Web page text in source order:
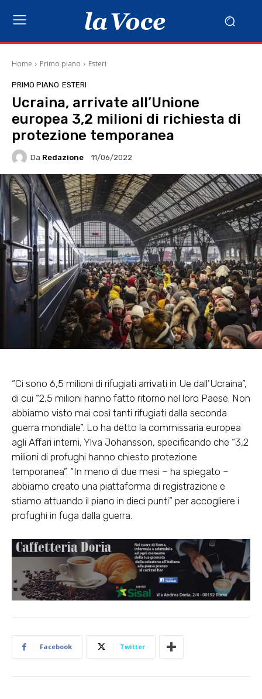
Home Primo piano Esteri
PRIMO PIANO ESTERI
Ucraina, arrivate all’Unione
europea 3,2 milioni di richiesta di
protezione temporanea
Da Redazione 11/06/2022
“Ci sono 6,5 milioni di rifugiati arrivati in Ue dall’Ucraina”,
di cui “2,5 milioni hanno fatto ritorno nel loro Paese. Non
abbiamo visto mai così tanti rifugiati dalla seconda
guerra mondiale”. Lo ha detto la commissaria europea
agli Affari interni, Ylva Johansson, specificando che “3,2
milioni di profughi hanno chiesto protezione
temporanea”. “In meno di due mesi – ha spiegato –
abbiamo creato una piattaforma di registrazione e
stiamo attuando il piano in dieci punti” per accogliere i
profughi in fuga dalla guerra.
Facebook Twitter